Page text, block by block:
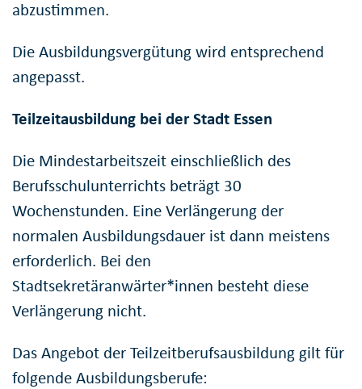
abzustimmen.
Die Ausbildungsvergütung wird entsprechend
angepasst.
Teilzeitausbildung bei der Stadt Essen
Die Mindestarbeitszeit einschließlich des
Berufsschulunterrichts beträgt 30
Wochenstunden. Eine Verlängerung der
normalen Ausbildungsdauer ist dann meistens
erforderlich. Bei den
Stadtsekretäranwärter*innen besteht diese
Verlängerung nicht.
Das Angebot der Teilzeitberufsausbildung gilt für
folgende Ausbildungsberufe: